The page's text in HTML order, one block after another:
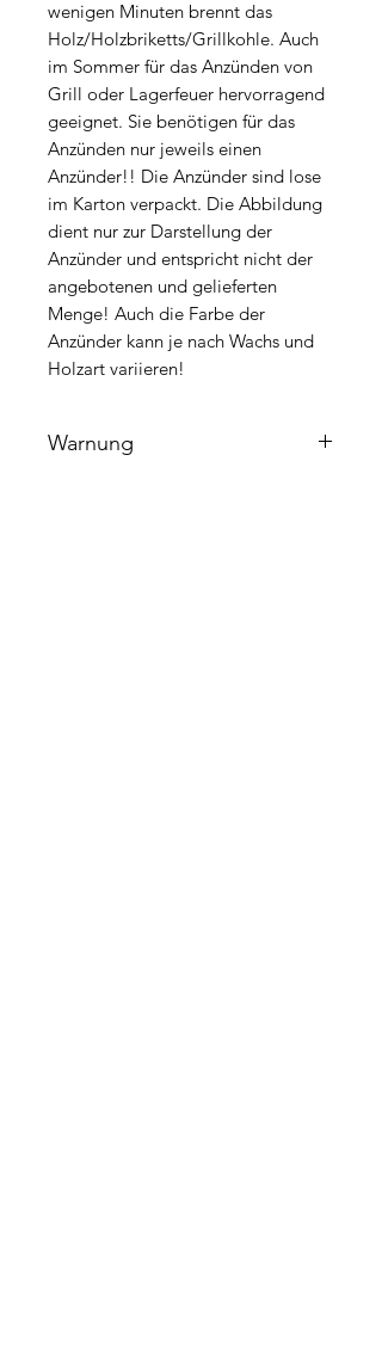
wenigen Minuten brennt das
Holz/Holzbriketts/Grillkohle. Auch
im Sommer für das Anzünden von
Grill oder Lagerfeuer hervorragend
geeignet. Sie benötigen für das
Anzünden nur jeweils einen
Anzünder!! Die Anzünder sind lose
im Karton verpackt. Die Abbildung
dient nur zur Darstellung der
Anzünder und entspricht nicht der
angebotenen und gelieferten
Menge! Auch die Farbe der
Anzünder kann je nach Wachs und
Holzart variieren!
Warnung